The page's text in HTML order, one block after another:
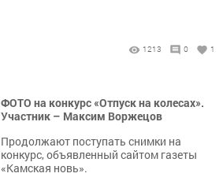
1213 0 1
ФОТО на конкурс «Отпуск на колесах».
Участник – Максим Воржецов
Продолжают поступать снимки на
конкурс, объявленный сайтом газеты
«Камская новь».